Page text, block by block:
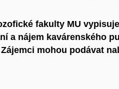
fakulty MU
a nájem kavárenského
mohou podávat